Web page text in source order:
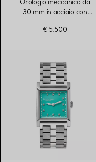
Orologio meccanico da
30 mm in acciaio con
€ 5.500